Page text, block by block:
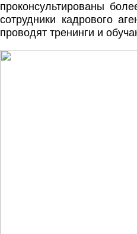
проконсультированы
сотрудники кадрового
проводят тренинги и